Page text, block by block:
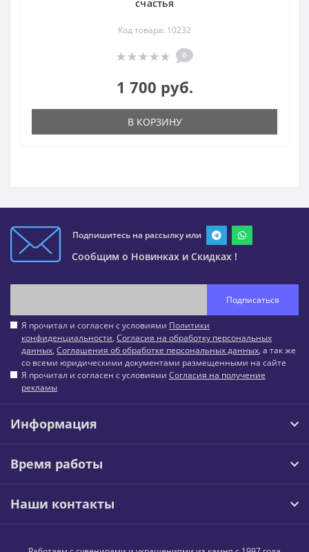
счастья
Код товара: 10232
0
1 700 руб.
В КОРЗИНУ
Подпишитесь на рассылку или
Сообщим о Новинках и Скидках !
Подписаться
Я прочитал и согласен с условиями Политики
конфиденциальности, Согласия на обработку персональных
данных, Соглашения об обработке персональных данных, а так же
со всеми юридическими документами размещенными на сайте
Я прочитал и согласен с условиями Согласия на получение
рекламы
Информация
Время работы
Наши контакты